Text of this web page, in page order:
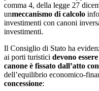
comma 4, della legge 27
unmeccanismo di calcolo
investimenti con canoni
investimenti.
Il Consiglio di Stato ha
ai porti turistici devono
canone è fissato dall’atto
dell’equilibrio economico-
concessione: